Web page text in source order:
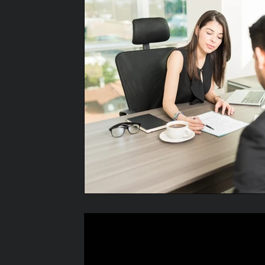
Creator werden Creator Mehr
Marketing Düsseldorf
Social Media Agentur Düsseldorf Full-
Social
Social Media Marketing Benrath Social